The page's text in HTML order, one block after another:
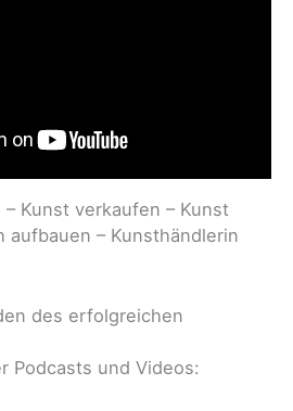
Kunst verkaufen – Kunst
aufbauen – Kunsthändlerin
des erfolgreichen
Podcasts und Videos: